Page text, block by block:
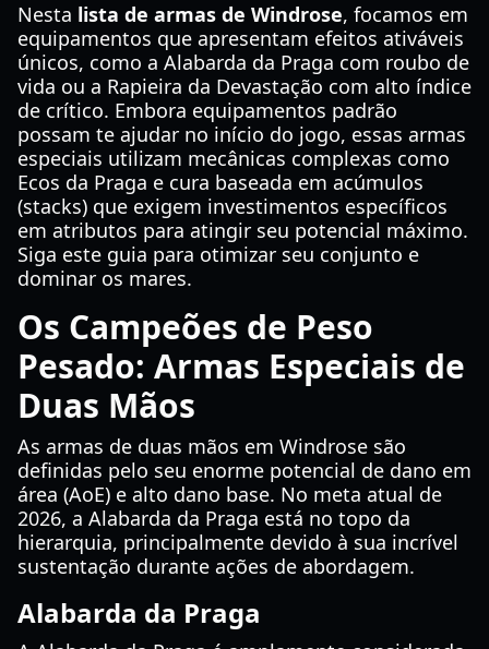
Nesta lista de armas de Windrose, focamos em
equipamentos que apresentam efeitos ativáveis
únicos, como a Alabarda da Praga com roubo de
vida ou a Rapieira da Devastação com alto índice
de crítico. Embora equipamentos padrão
possam te ajudar no início do jogo, essas armas
especiais utilizam mecânicas complexas como
Ecos da Praga e cura baseada em acúmulos
(stacks) que exigem investimentos específicos
em atributos para atingir seu potencial máximo.
Siga este guia para otimizar seu conjunto e
dominar os mares.
Os Campeões de Peso
Pesado: Armas Especiais de
Duas Mãos
As armas de duas mãos em Windrose são
definidas pelo seu enorme potencial de dano em
área (AoE) e alto dano base. No meta atual de
2026, a Alabarda da Praga está no topo da
hierarquia, principalmente devido à sua incrível
sustentação durante ações de abordagem.
Alabarda da Praga